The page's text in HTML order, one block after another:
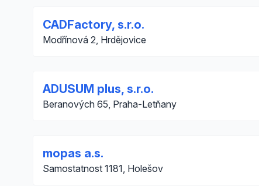
CADFactory, s.r.o.
Modřínová 2, Hrdějovice
ADUSUM plus, s.r.o.
Beranových 65, Praha-Letňany
mopas a.s.
Samostatnost 1181, Holešov